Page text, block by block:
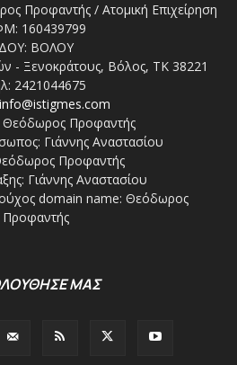
Προφαντής / Ατομική Επιχείρηση
160439799
ΔΟΥ: ΒΟΛΟΥ
- Ξενοκράτους, Βόλος, ΤΚ 38221
2421044675
info@istigmes.com
Θεόδωρος Προφαντής
Γιάννης Αναστασίου
Προφαντής
Γιάννης Αναστασίου
domain name: Θεόδωρος
Προφαντής
ΜΑΣ